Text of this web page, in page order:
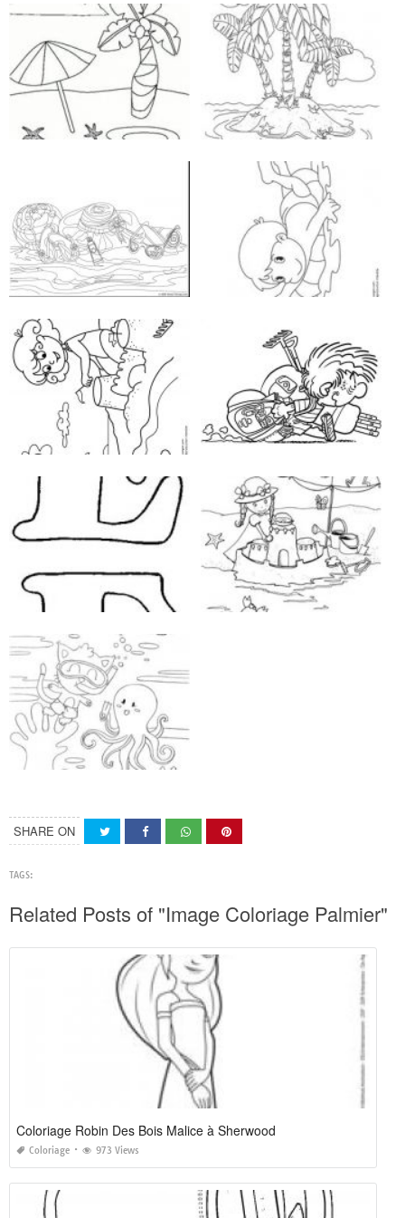
SHARE ON
TAGS:
Related Posts of "Image Coloriage Palmier"
Coloriage Robin Des Bois Malice à Sherwood
Coloriage 973 Views